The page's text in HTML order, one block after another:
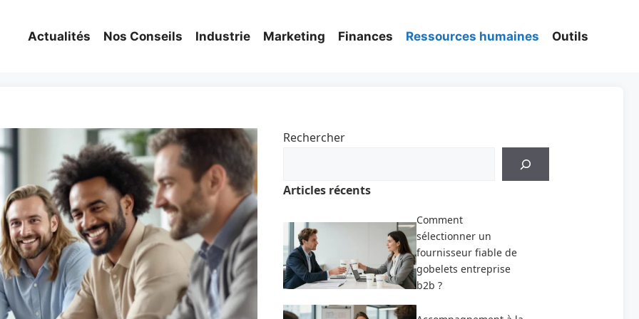
Actualités Nos Conseils Industrie Marketing Finances Ressources humaines Outils
Rechercher
Articles récents
Comment
sélectionner un
fournisseur fiable de
gobelets entreprise
b2b ?